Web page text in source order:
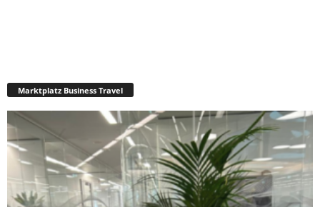
Marktplatz Business Travel